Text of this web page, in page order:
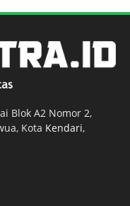
Blok A2 Nomor 2,
Kota Kendari,